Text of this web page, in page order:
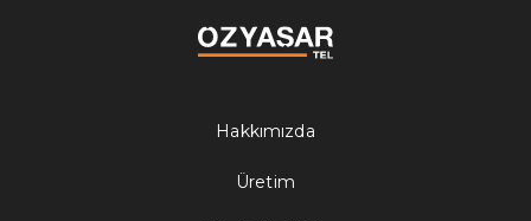
Hakkımızda
Üretim